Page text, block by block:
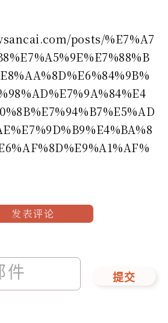
posts/%E7%A7
发表评论
提交